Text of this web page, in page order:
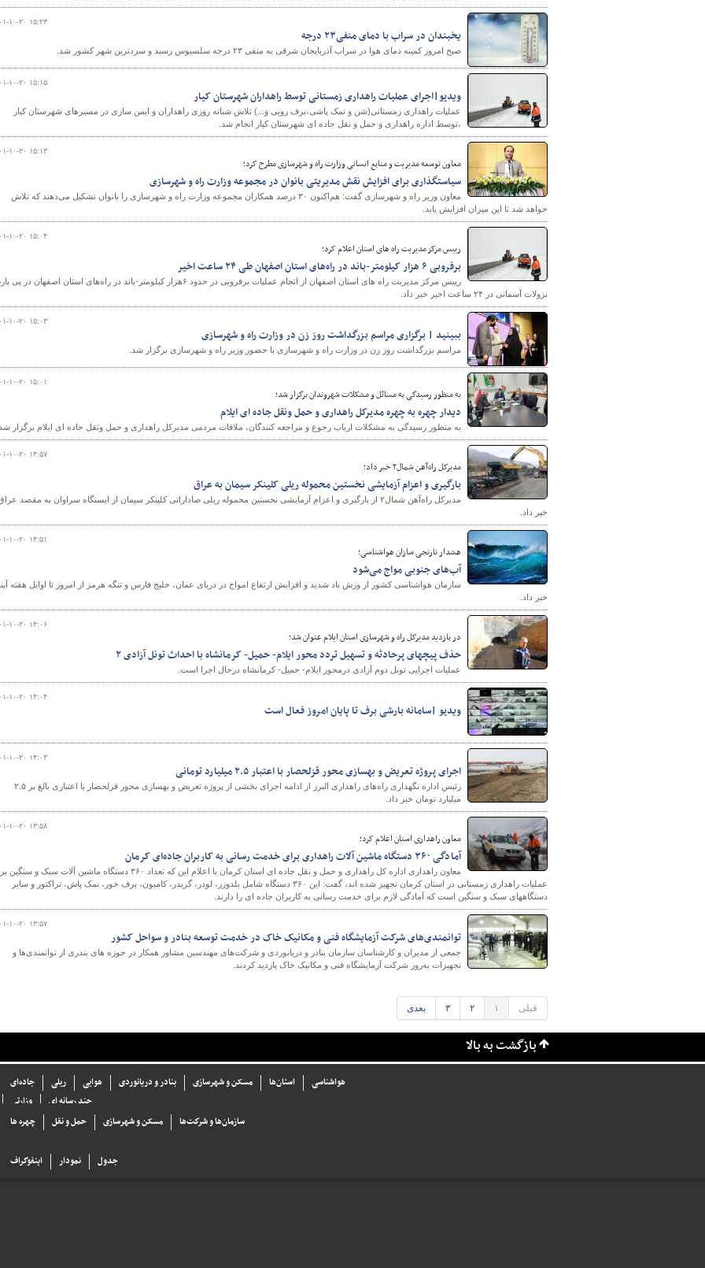
۱۴۰۱-۱۰-۲۰
یخبندان در سراب با دمای منفی۲۳ درجه
صبح امروز کمینه دمای هوا در سراب آذربایجان شرقی به منفی ۲۳ درجه سلسیوس رسید و سردترین شهر کشور شد.
۱۴۰۱-۱۰-۲۰
ویدیو|اجرای عملیات راهداری زمستانی توسط راهداران شهرستان کیار
عملیات راهداری زمستانی(شن و نمک پاشی،برف روبی و...)‌ تلاش شبانه روزی راهداران و ایمن سازی در مسیرهای شهرستان کیار
،توسط اداره راهداری و حمل و نقل جاده ای شهرستان کیار انجام شد.
۱۴۰۱-۱۰-۲۰
معاون توسعه مدیریت و منابع انسانی وزارت راه و شهرسازی مطرح کرد؛
سیاستگذاری برای افزایش نقش مدیریتی بانوان در مجموعه وزارت راه و شهرسازی
معاون وزیر راه و شهرسازی گفت: هم‌اکنون ۳۰ درصد همکاران مجموعه وزارت راه و شهرسازی را بانوان تشکیل می‌دهند که تلاش
خواهد شد تا این میزان افزایش یابد.
۱۴۰۱-۱۰-۲۰
رییس مرکز مدیریت راه های استان اعلام کرد؛
برفروبی ۶ هزار کیلومتر-باند در راه‌های استان اصفهان طی ۲۴ ساعت اخیر
رییس مرکز مدیریت راه های استان اصفهان از انجام عملیات برفروبی در حدود ۶هزار کیلومتر-باند در راه‌های استان اصفهان در
نزولات آسمانی در ۲۴ ساعت اخیر خبر داد.
۱۴۰۱-۱۰-۲۰
ببینید | برگزاری مراسم بزرگداشت روز زن در وزارت راه و شهرسازی
مراسم بزرگداشت روز زن در وزارت راه و شهرسازی با حضور وزیر راه و شهرسازی برگزار شد.
۱۴۰۱-۱۰-۲۰
به منظور رسیدگی به مسائل و مشکلات شهروندان برگزار شد؛
دیدار چهره به چهره مدیرکل راهداری و حمل ونقل جاده ای ایلام
به منظور رسیدگی به مشکلات ارباب رجوع و مراجعه کنندگان، ملاقات مردمی مدیرکل راهداری و حمل ونقل جاده ای ایلام برگزار شد.
۱۴۰۱-۱۰-۲۰
مدیرکل راه‌آهن شمال٢ خبر داد؛
بارگیری و اعزام آزمایشی نخستین محموله ریلی کلینکر سیمان به عراق
مدیرکل راه‌آهن شمال٢ از بارگیری و اعزام آزمایشی نخستین محموله ریلی صاداراتی کلینکر سیمان از ایستگاه سراوان به مقصد
خبر داد.
۱۴۰۱-۱۰-۲۰
هشدار نارنجی سازان هواشناسی؛
آب‌های جنوبی مواج می‌شود
سازمان هواشناسی کشور از وزش باد شدید و افزایش ارتفاع امواج در دریای عمان،‌ خلیج فارس و تنگه هرمز از امروز تا اوایل هفته
خبر داد.
۱۴۰۱-۱۰-۲۰
در بازدید مدیرکل راه و شهرسازی استان ایلام عنوان شد؛
حذف پیچهای پرحادثه و تسهیل تردد محور ایلام- حمیل- کرمانشاه با احداث تونل آزادی ۲
عملیات اجرایی تونل دوم آزادی درمحور ایلام- حمیل- کرمانشاه درحال اجرا است.
۱۴۰۱-۱۰-۲۰
ویدیو |سامانه بارشی برف تا پایان امروز فعال است
۱۴۰۱-۱۰-۲۰
اجرای پروژه تعریض و بهسازی محور قزلحصار با اعتبار ۲.۵ میلیارد تومانی
رئیس اداره نگهداری راه‌های راهداری البرز از ادامه اجرای بخشی از پروژه تعریض و بهسازی محور قزلحصار با اعتباری بالغ بر ۲.۵
میلیارد تومان خبر داد.
۱۴۰۱-۱۰-۲۰
معاون راهداری استان اعلام کرد؛
آمادگی ۳۶۰ دستگاه ماشین آلات راهداری برای خدمت رسانی به کاربران جاده‌ای کرمان
معاون راهداری اداره کل راهداری و حمل و نقل جاده ای استان کرمان با اعلام این که تعداد ۳۶۰ دستگاه ماشین آلات سبک و
عملیات راهداری زمستانی در استان کرمان تجهیز شده اند، گفت: این ۳۶۰ دستگاه شامل بلدوزر، لودر، گریدر، کامیون، برف خور، نمک پاش، تراکتور و سایر
دستگاههای سبک و سنگین است که آمادگی لازم برای خدمت رسانی به کاربران جاده ای را دارند.
۱۴۰۱-۱۰-۲۰
توانمندی‌های شرکت آزمایشگاه فنی و مکانیک خاک در خدمت توسعه بنادر و سواحل کشور
جمعی از مدیران و کارشناسان سازمان بنادر و دریانوردی و شرکت‌های مهندسین مشاور همکار در حوزه های بندری از توانمندی‌ها و
تجهیزات به‌روز شرکت آزمایشگاه فنی و مکانیک خاک بازدید کردند.
قبلی ۱ ۲ ۳ بعدی
بازگشت به بالا
جاده‌ای ریلی هوایی بنادر و دریانوردی مسکن و شهرسازی استان‌ها
هواشناسی
وزارتی
چند رسانه ای
چهره ها حمل و نقل مسکن و شهرسازی سازما‌ن‌ها و شركت‌ها
اینفوگراف نمودار جدول